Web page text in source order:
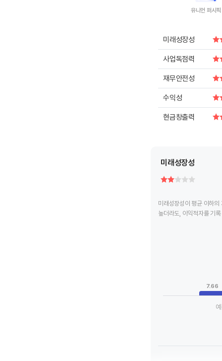
유니언 퍼시픽
미래성장성
사업독점력
재무안전성
수익성
현금창출력
미래성장성
미래성장성이 평균 이하의
높더라도, 이익적자를 기
7.66